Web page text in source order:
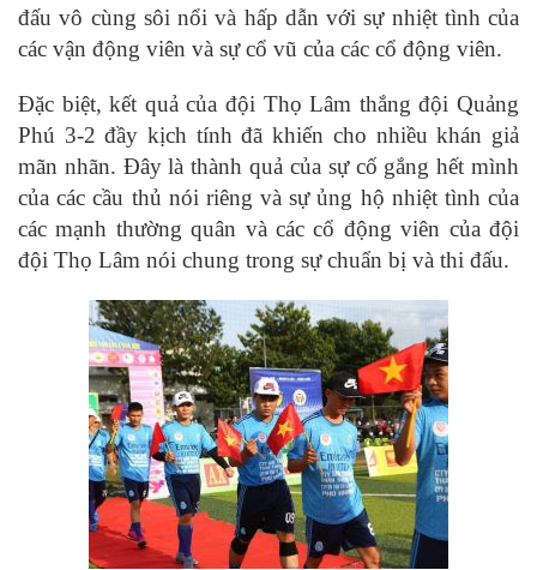
đấu vô cùng sôi nổi và hấp dẫn với sự nhiệt tình của
các vận động viên và sự cổ vũ của các cổ động viên.
Đặc biệt, kết quả của đội Thọ Lâm thắng đội Quảng
Phú 3-2 đầy kịch tính đã khiến cho nhiều khán giả
mãn nhãn. Đây là thành quả của sự cố gắng hết mình
của các cầu thủ nói riêng và sự ủng hộ nhiệt tình của
các mạnh thường quân và các cổ động viên của đội
đội Thọ Lâm nói chung trong sự chuẩn bị và thi đấu.